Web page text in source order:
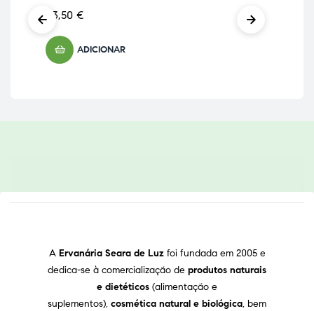
33,50 €
ADICIONAR
A Ervanária Seara de Luz foi fundada em 2005 e
dedica-se à comercialização de produtos naturais
e dietéticos (alimentação e
suplementos), cosmética natural e biológica, bem